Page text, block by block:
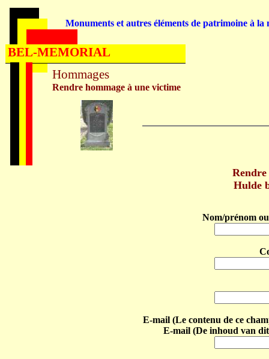
Hulde
Nom/prénom
E-mail (Le contenu de ce
E-mail (De inhoud van
Hommages
Rendre hommage à une victime
Monuments et autres éléments de patrimoine à la
BEL-MEMORIAL